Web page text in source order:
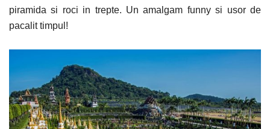
piramida si roci in trepte. Un amalgam funny si usor de
pacalit timpul!